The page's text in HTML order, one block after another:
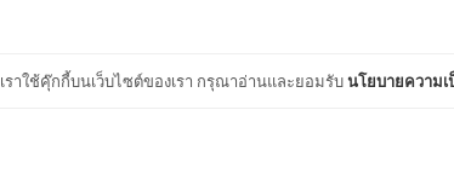
เราใช้คุ๊กกี้บนเว็บไซต์ของเรา กรุณาอ่านและยอมรับนโยบายความ